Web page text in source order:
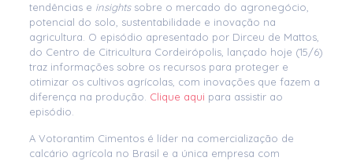
tendências e insights sobre o mercado do agronegócio,
potencial do solo, sustentabilidade e inovação na
agricultura. O episódio apresentado por Dirceu de Mattos,
do Centro de Citricultura Cordeirópolis, lançado hoje (15/6)
traz informações sobre os recursos para proteger e
otimizar os cultivos agrícolas, com inovações que fazem a
diferença na produção. Clique aqui para assistir ao
episódio.
A Votorantim Cimentos é líder na comercialização de
calcário agrícola no Brasil e a única empresa com